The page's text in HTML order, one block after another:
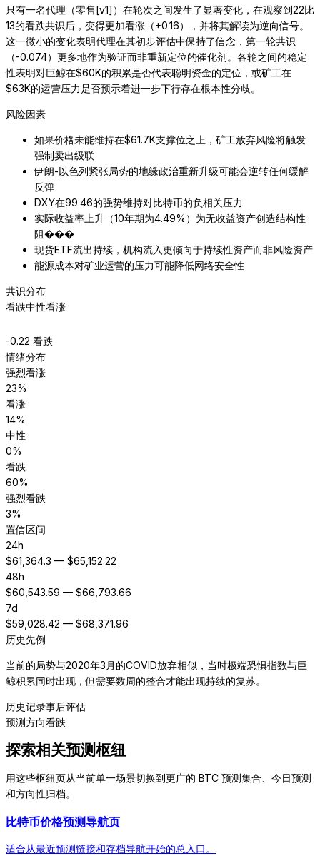
只有一名代理（零售[v1]）在轮次之间发生了显著变化，在观察到22比
13的看跌共识后，变得更加看涨（+0.16），并将其解读为逆向信号。
这一微小的变化表明代理在其初步评估中保持了信念，第一轮共识
（-0.074）更多地作为验证而非重新定位的催化剂。各轮之间的稳定
性表明对巨鲸在$60K的积累是否代表聪明资金的定位，或矿工在
$63K的运营压力是否预示着进一步下行存在根本性分歧。
风险因素
如果价格未能维持在$61.7K支撑位之上，矿工放弃风险将触发
强制卖出级联
伊朗-以色列紧张局势的地缘政治重新升级可能会逆转任何缓解
反弹
DXY在99.46的强势维持对比特币的负相关压力
实际收益率上升（10年期为4.49%）为无收益资产创造结构性
阻���
现货ETF流出持续，机构流入更倾向于持续性资产而非风险资产
能源成本对矿业运营的压力可能降低网络安全性
共识分布
看跌中性看涨
-0.22 看跌
情绪分布
强烈看涨
23%
看涨
14%
中性
0%
看跌
60%
强烈看跌
3%
置信区间
24h
$61,364.3 — $65,152.22
48h
$60,543.59 — $66,793.66
7d
$59,028.42 — $68,371.96
历史先例
当前的局势与2020年3月的COVID放弃相似，当时极端恐惧指数与巨
鲸积累同时出现，但需要数周的整合才能出现持续的复苏。
历史记录事后评估
预测方向看跌
探索相关预测枢纽
用这些枢纽页从当前单一场景切换到更广的 BTC 预测集合、今日预测
和方向性归档。
比特币价格预测导航页
适合从最近预测链接和存档导航开始的总入口。